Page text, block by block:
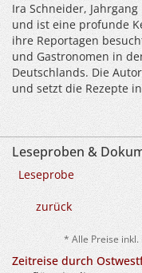
Ira Schneider,
und ist eine profunde
ihre Reportagen
und Gastronomen in
Deutschlands. Die
und setzt die Rezepte
Leseproben &
Leseprobe
zurück
* Alle Preise inkl.
Zeitreise durch